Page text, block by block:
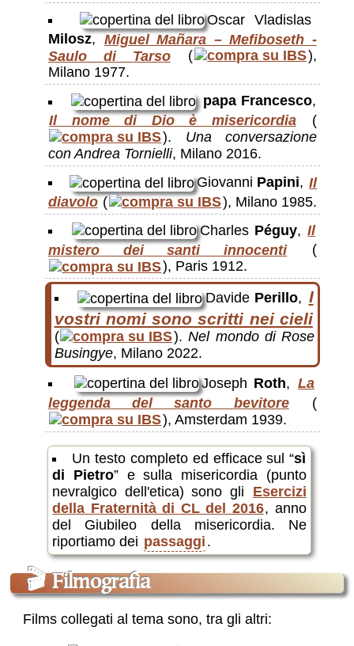
Oscar Vladislas
Milosz, Miguel Mañara – Mefiboseth -
Saulo di Tarso (
),
Milano 1977.
papa Francesco,
Il nome di Dio è misericordia (
). Una conversazione
con Andrea Tornielli, Milano 2016.
Giovanni Papini, Il
diavolo(
), Milano 1985.
Charles Péguy, Il
mistero dei santi innocenti (
), Paris 1912.
Davide Perillo, I
vostri nomi sono scritti nei cieli
( ).Nel mondo di Rose
Busingye, Milano 2022.
Joseph Roth, La
leggenda del santo bevitore (
), Amsterdam 1939.
Un testo completo ed efficace sul “sì
di Pietro” e sulla misericordia (punto
nevralgico dell'etica) sono gli
Esercizi
della Fraternità di CL del 2016, anno
del Giubileo della misericordia. Ne
riportiamo dei passaggi .
🎬 Filmografìa
Films collegati al tema sono, tra gli altri: